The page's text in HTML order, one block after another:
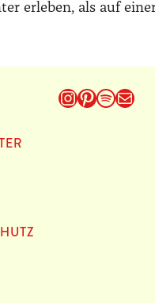
erleben, als auf
Instagram
Pinterest
Spotify
E-Mail